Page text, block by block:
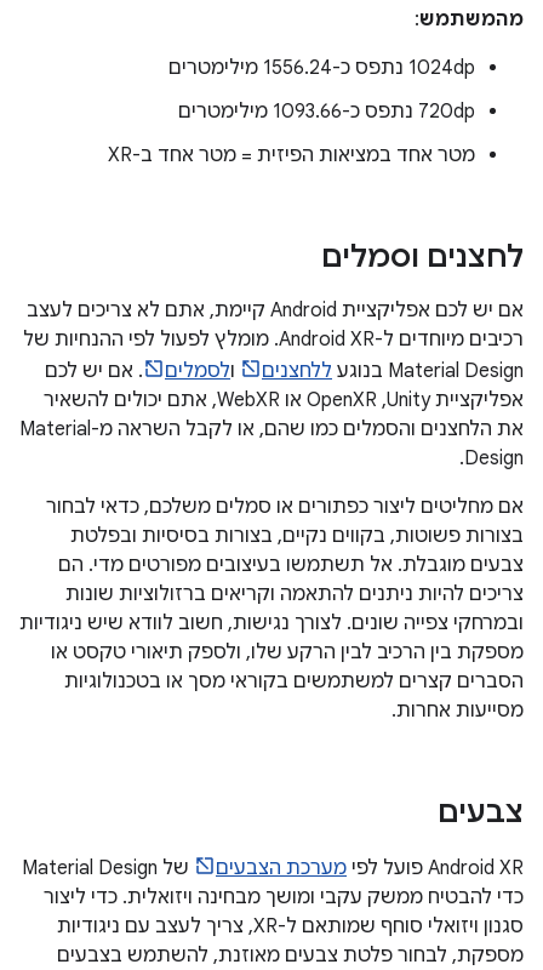
מהמשתמש:
‫1024dp נתפס כ-1556.24 מילימטרים
‫720dp נתפס כ-1093.66 מילימטרים
מטר אחד במציאות הפיזית = מטר אחד ב-XR
לחצנים וסמלים
אם יש לכם אפליקציית Android קיימת, אתם לא צריכים לעצב
רכיבים מיוחדים ל-Android XR. מומלץ לפעול לפי ההנחיות של
Material Design בנוגע
ללחצנים ולסמלים
. אם יש לכם
אפליקציית Unity,‏ OpenXR או WebXR, אתם יכולים להשאיר
את הלחצנים והסמלים כמו שהם, או לקבל השראה מ-Material
Design.
אם מחליטים ליצור כפתורים או סמלים משלכם, כדאי לבחור
בצורות פשוטות, בקווים נקיים, בצורות בסיסיות ובפלטת
צבעים מוגבלת. אל תשתמשו בעיצובים מפורטים מדי. הם
צריכים להיות ניתנים להתאמה וקריאים ברזולוציות שונות
ובמרחקי צפייה שונים. לצורך נגישות, חשוב לוודא שיש ניגודיות
מספקת בין הרכיב לבין הרקע שלו, ולספק תיאורי טקסט או
הסברים קצרים למשתמשים בקוראי מסך או בטכנולוגיות
מסייעות אחרות.
צבעים
‫Android XR פועל לפי מערכת הצבעים
של Material Design
כדי להבטיח ממשק עקבי ומושך מבחינה ויזואלית. כדי ליצור
סגנון ויזואלי סוחף שמותאם ל-XR, צריך לעצב עם ניגודיות
מספקת, לבחור פלטת צבעים מאוזנת, להשתמש בצבעים